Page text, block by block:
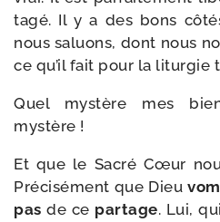
ta­gé. Il y a des bons
nous saluons, dont nous
ce qu’il fait pour la litur­gie
Quel mys­tère mes
mystère !
Et que le Sacré Cœur
Précisément que Dieu
pas de ce par­tage. Lui,